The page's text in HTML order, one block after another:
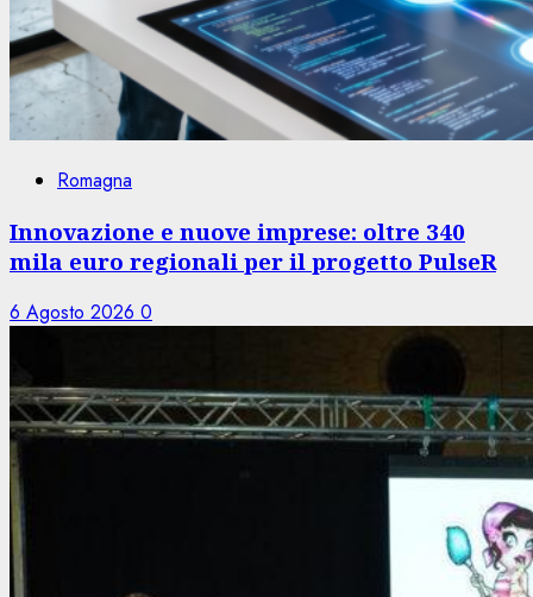
Romagna
Innovazione e nuove imprese: oltre 340
mila euro regionali per il progetto PulseR
6 Agosto 2026 0